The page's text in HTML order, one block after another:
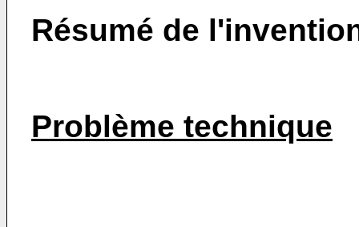
Résumé de
Problème technique